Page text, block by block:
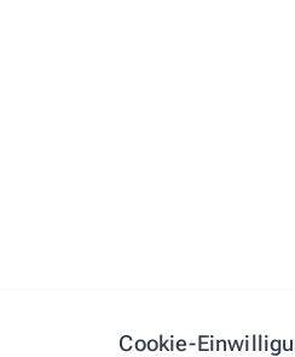
Cookie-